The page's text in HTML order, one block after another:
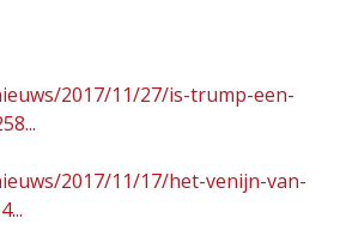
2017/11/27/is-trump-een-
2017/11/17/het-venijn-van-